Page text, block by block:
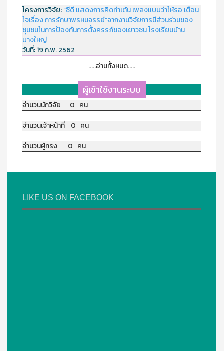
โครงการวิจัย:“ซีดี แสดงการคิดท่าเต้น เพลงแบบว่าให้รอ เตือน
ใจเรื่อง การรักษาพรหมจรรย์”จากงานวิจัยการมีส่วนร่วมของ
ชุมชนในการป้องกันการตั้งครรภ์ของเยาวชน โรงเรียนบ้าน
บางใหญ่
วันที่:19 ก.พ. 2562
.....อ่านทั้งหมด.....
ผู้เข้าใช้งานระบบ
จำนวนนักวิจัย 0 คน
จำนวนเจ้าหน้าที่ 0 คน
จำนวนผู้ทรง 0 คน
LIKE US ON FACEBOOK